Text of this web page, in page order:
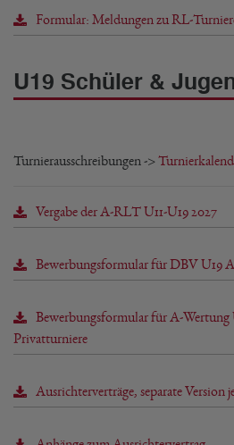
Formular: Meldungen zu RL-
U19 Schüler &
Turnierausschreibungen ->
Vergabe der A-RLT U11-U19 2027
Bewerbungsformular für DBV U19
Bewerbungsformular für A-Wertung
Privatturniere
Ausrichterverträge, separate Version